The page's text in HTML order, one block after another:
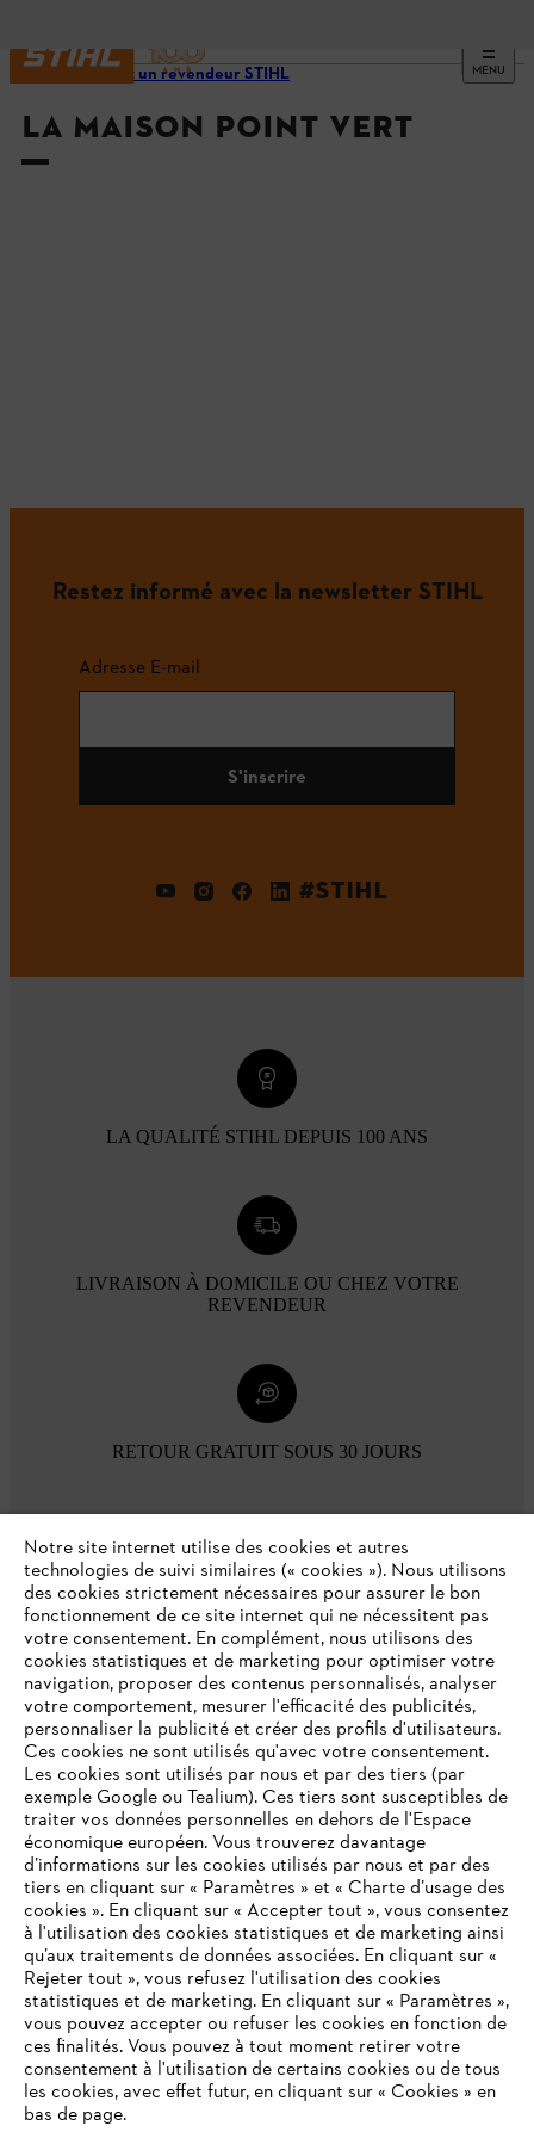
MENU
Trouvez un revendeur STIHL
LA MAISON POINT VERT
Restez informé avec la newsletter STIHL
Adresse E-mail
S'inscrire
#STIHL
LA QUALITÉ STIHL DEPUIS 100 ANS
LIVRAISON À DOMICILE OU CHEZ VOTRE
REVENDEUR
RETOUR GRATUIT SOUS 30 JOURS
L'Entreprise
Questions / Réponses
Service
Conditions Générales de Vente
VOTRE NAVIGATEUR INTERNET
N'EST PLUS PRIS EN CHARGE
Vous utilisez un navigateur Internet que nous ne prenons plus
en charge, et certaines fonctionnalités de notre site ne
peuvent fonctionner correctement. Pour une utilisation
Notre site internet utilise des cookies et autres
technologies de suivi similaires (« cookies »). Nous utilisons
des cookies strictement nécessaires pour assurer le bon
fonctionnement de ce site internet qui ne nécessitent pas
votre consentement. En complément, nous utilisons des
cookies statistiques et de marketing pour optimiser votre
navigation, proposer des contenus personnalisés, analyser
votre comportement, mesurer l'efficacité des publicités,
personnaliser la publicité et créer des profils d'utilisateurs.
Ces cookies ne sont utilisés qu'avec votre consentement.
Les cookies sont utilisés par nous et par des tiers (par
exemple Google ou Tealium). Ces tiers sont susceptibles de
traiter vos données personnelles en dehors de l'Espace
économique européen. Vous trouverez davantage
d’informations sur les cookies utilisés par nous et par des
tiers en cliquant sur « Paramètres » et « Charte d’usage des
cookies ». En cliquant sur « Accepter tout », vous consentez
à l'utilisation des cookies statistiques et de marketing ainsi
qu’aux traitements de données associées. En cliquant sur «
Rejeter tout », vous refusez l'utilisation des cookies
statistiques et de marketing. En cliquant sur « Paramètres »,
vous pouvez accepter ou refuser les cookies en fonction de
ces finalités. Vous pouvez à tout moment retirer votre
consentement à l'utilisation de certains cookies ou de tous
les cookies, avec effet futur, en cliquant sur « Cookies » en
bas de page.